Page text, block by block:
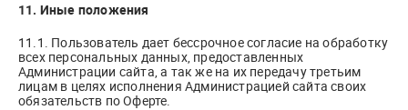
11. Иные положения
11.1. Пользователь дает бессрочное согласие на обработку
всех персональных данных, предоставленных
Администрации сайта, а так же на их передачу третьим
лицам в целях исполнения Администрацией сайта своих
обязательств по Оферте.